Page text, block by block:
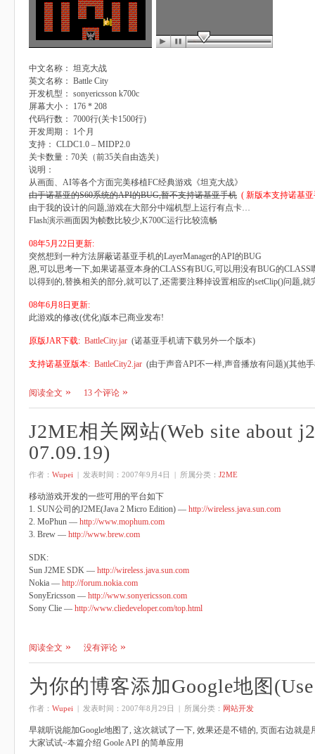
中文名称： 坦克大战
英文名称： Battle City
开发机型： sonyericsson k700c
屏幕大小： 176 * 208
代码行数： 7000行(关卡1500行)
开发周期： 1个月
支持： CLDC1.0 – MIDP2.0
关卡数量：70关（前35关自由选关）
说明：
从画面、AI等各个方面完美移植FC经典游戏《坦克大战》
由于诺基亚的S60系统的API的BUG,暂不支持诺基亚手机 ( 新版本支持诺基
由于我的设计的问题,游戏在大部分中端机型上运行有点卡…
Flash演示画面因为帧数比较少,K700C运行比较流畅
08年5月22日更新:
突然想到一种方法屏蔽诺基亚手机的LayerManager的API的BUG
恩,可以思考一下,如果诺基亚本身的CLASS有BUG,可以用没有BUG的CLASS
以得到的,替换相关的部分,就可以了,还需要注释掉设置相应的setClip()问题,就
08年6月8日更新:
此游戏的修改(优化)版本已商业发布!
原版JAR下载: BattleCity.jar (诺基亚手机请下载另外一个版本)
支持诺基亚版本: BattleCity2.jar (由于声音API不一样,声音播放有问题)(其他
阅读全文 13 个评论
J2ME相关网站(Web site about
07.09.19)
作者： Wupei | 发表时间： 2007年9月4日 | 所属分类： J2ME
移动游戏开发的一些可用的平台如下
1. SUN公司的J2ME(Java 2 Micro Edition) — http://wireless.java.sun.com
2. MoPhun — http://www.mophum.com
3. Brew — http://www.brew.com
SDK:
Sun J2ME SDK — http://wireless.java.sun.com
Nokia — http://forum.nokia.com
SonyEricsson — http://www.sonyericsson.com
Sony Clie — http://www.cliedeveloper.com/top.html
阅读全文 没有评论
为你的博客添加Google地图
作者： Wupei | 发表时间： 2007年8月29日 | 所属分类： 网站开发
早就听说能加Google地图了, 这次就试了一下, 效果还是不错的, 页面右边就
大家试试~本篇介绍 Goole API 的简单应用